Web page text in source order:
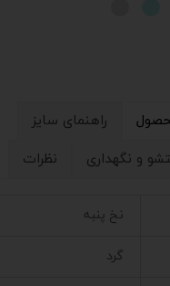
راهنمای سایز
و نگهداری
نظرات
نخ پنبه
گرد